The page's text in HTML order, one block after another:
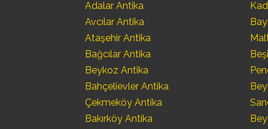
Adalar Antika
Avcılar Antika
Ataşehir Antika
Bağcılar Antika
Beykoz Antika
Bahçelievler Antika
Çekmeköy Antika
Bakırköy Antika